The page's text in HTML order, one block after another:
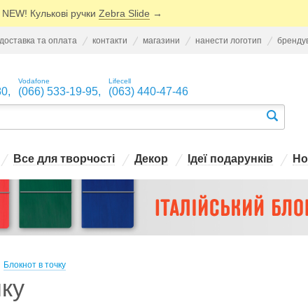
NEW! Кулькові ручки Zebra Slide →
доставка та оплата контакти магазини нанести логотип
,
Vodafone
(066) 533-19-95,
Lifecell
(063) 440-47-46
Все для творчості Декор Ідеї подарунків
Блокнот в точку